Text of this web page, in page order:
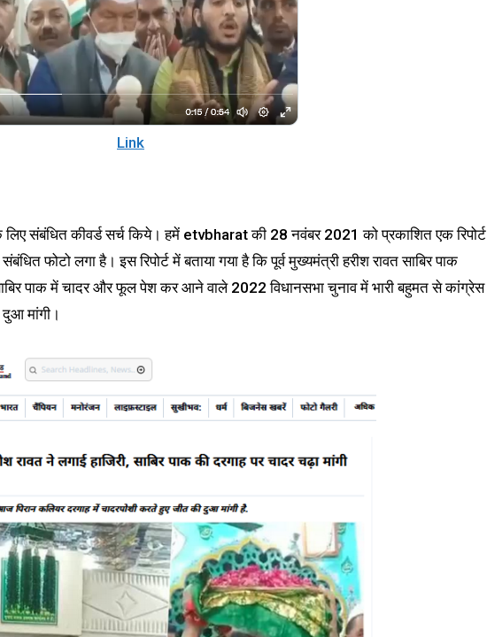
Link
लिए संबंधित कीवर्ड सर्च किये। हमें etvbharat की 28 नवंबर 2021 को प्रकाशित एक रिपोर्ट
फोटो लगा है। इस रिपोर्ट में बताया गया है कि पूर्व मुख्यमंत्री हरीश रावत साबिर पाक
पाक में चादर और फूल पेश कर आने वाले 2022 विधानसभा चुनाव में भारी बहुमत से कांग्रेस
मांगी।